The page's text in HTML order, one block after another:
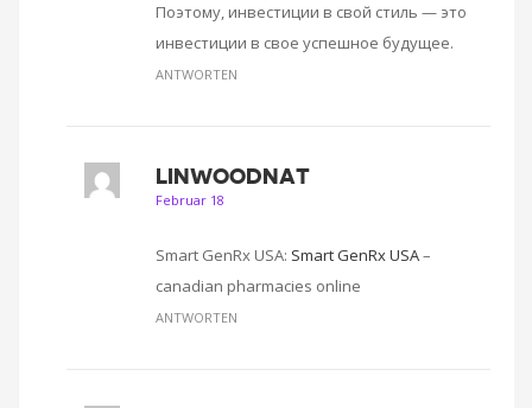
Поэтому, инвестиции в свой стиль — это
инвестиции в свое успешное будущее.
ANTWORTEN
LINWOODNAT
Februar 18
Smart GenRx USA: Smart GenRx USA–
canadian pharmacies online
ANTWORTEN